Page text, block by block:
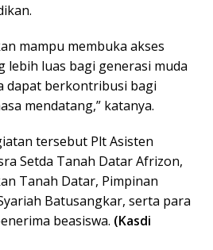
mampu membuka akses
lebih luas bagi generasi muda
dapat berkontribusi bagi
mendatang,” katanya.
tersebut Plt Asisten
Setda Tanah Datar Afrizon,
Tanah Datar, Pimpinan
Batusangkar, serta para
beasiswa. (Kasdi